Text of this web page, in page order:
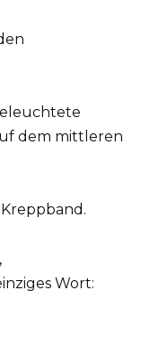
dem mittleren
Wort: